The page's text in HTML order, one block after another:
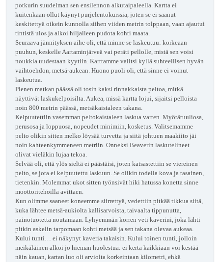
potkurin suudelman sen ensilennon alkutaipaleella. Kartta ei
kuitenkaan ollut käynyt purjelentokurssia, joten se ei saanut
keskitettyä oikein kunnolla siihen viiden metrin tolppaan, vaan ajautui
tintistä ulos ja alkoi hiljalleen pudota kohti maata.
Seuraava jännityksen aihe oli, että minne se laskeutuu: korkeaan
puuhun, keskelle Aartaminjärveä vai peräti pellolle, mistä sen voisi
noukkia uudestaan kyytiin. Karttamme valitsi kyllä suhteellisen hyvän
vaihtoehdon, metsä-aukean. Huono puoli oli, että sinne ei voinut
laskeutua.
Pienen matkan päässä oli tosin kaksi rinnakkaista peltoa, mitkä
näyttivät laskukelpoisilta. Aukea, missä kartta lojui, sijaitsi pelloista
noin 800 metrin päässä, metsäkaistaleen takana.
Kelpuutettiin vasemman peltokaistaleen laskua varten. Myötätuuliosa,
perusosa ja loppuosa, nopeudet minimiin, kosketus. Valitsemamme
pelto olikin sitten melko löysää turvetta ja siitä johtuen maakiito jäi
noin kahteenkymmeneen metriin. Onneksi Beaverin laskutelineet
olivat vieläkin lujaa tekoa.
Selvää oli, että ylös sieltä ei päästäisi, joten katsastettiin se viereinen
pelto, se jota ei kelpuutettu laskuun. Se olikin todella kova ja tasainen,
tietenkin. Molemmat ukot sitten työnsivät hiki hatussa konetta sinne
moottoritehoilla avittaen.
Kun olimme saaneet koneemme siirrettyä, vedettiin pitkää tikkua siitä,
kuka lähtee metsä-aukiolta kallisarvoista, taivaalta tippunutta,
painotuotetta noutamaan. Lyhyemmän korren veti kaverini, joka lähti
pitkin askelin tarpomaan kohti metsää ja sen takana olevaa aukeaa.
Kului tunti… ei näkynyt kaveria takaisin. Kului toinen tunti, jolloin
meikäläinen alkoi jo hieman huolestua: ei kerta kaikkiaan voi kestää
näin kauan, kartan luo oli arviolta korkeintaan kilometri, ehkä